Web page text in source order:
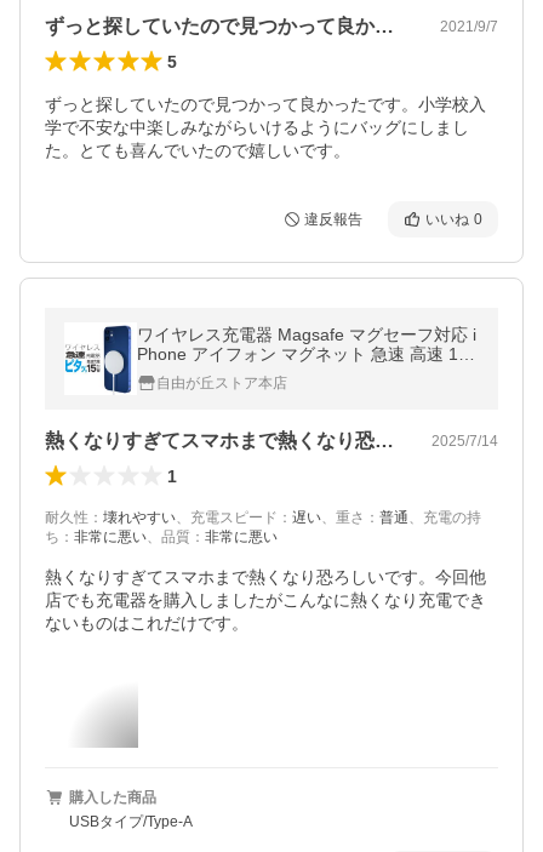
ずっと探していたので見つかって良かった… 2021/9/7
5
ずっと探していたので見つかって良かったです。小学校入
学で不安な中楽しみながらいけるようにバッグにしまし
た。とても喜んでいたので嬉しいです。
違反報告 いいね 0
ワイヤレス充電器 Magsafe マグセーフ対応 i
Phone アイフォン マグネット 急速 高速 15
W android アンドロイド USB Type-A
自由が丘ストア本店
熱くなりすぎてスマホまで熱くなり恐ろし… 2025/7/14
1
耐久性 ： 壊れやすい、 充電スピード ： 遅い、 重さ ： 普通、 充電の持
ち ： 非常に悪い、 品質 ： 非常に悪い
熱くなりすぎてスマホまで熱くなり恐ろしいです。今回他
店でも充電器を購入しましたがこんなに熱くなり充電でき
ないものはこれだけです。
購入した商品
USBタイプ/Type-A